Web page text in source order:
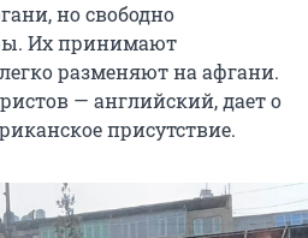
но свободно
Их принимают
разменяют на афгани.
— английский, дает о
присутствие.